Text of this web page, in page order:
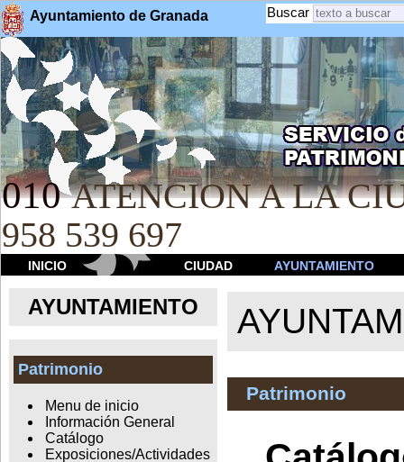
Ayuntamiento de Granada Buscar
010 ATENCION A LA
958 539 697
INICIO CIUDAD AYUNTAMIENTO
AYUNTAMIENTO
Patrimonio
Menu de inicio
Información General
Catálogo
Exposiciones/Actividades
Patrimonio